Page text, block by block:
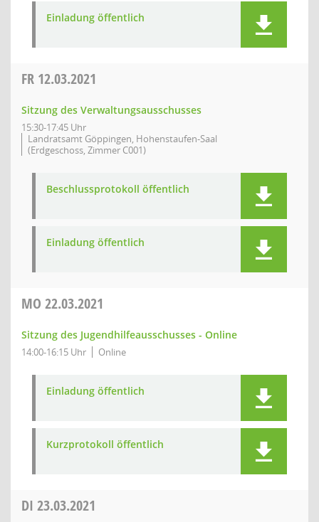
Einladung öffentlich
FR 12.03.2021
Sitzung des Verwaltungsausschusses
15:30-17:45 Uhr
Landratsamt Göppingen, Hohenstaufen-Saal
(Erdgeschoss, Zimmer C001)
Beschlussprotokoll öffentlich
Einladung öffentlich
MO 22.03.2021
Sitzung des Jugendhilfeausschusses - Online
14:00-16:15 Uhr Online
Einladung öffentlich
Kurzprotokoll öffentlich
DI 23.03.2021